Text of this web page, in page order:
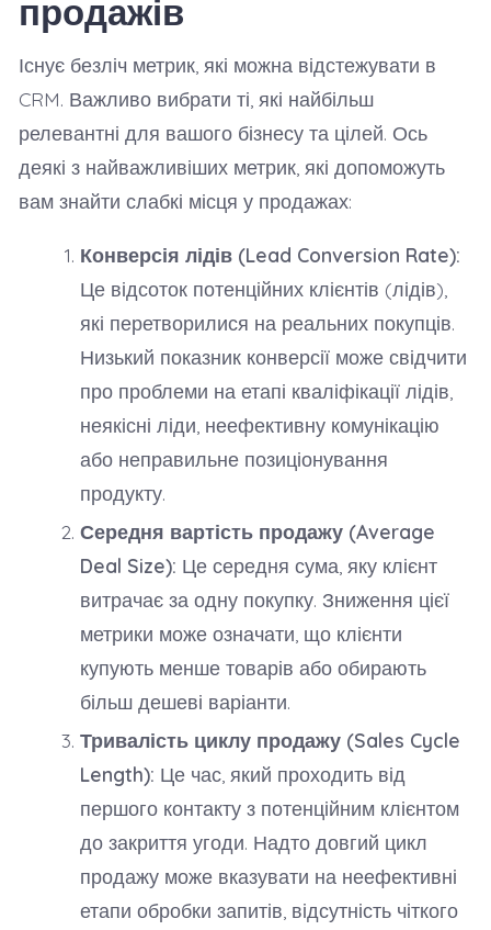
продажів
Існує безліч метрик, які можна відстежувати в
CRM. Важливо вибрати ті, які найбільш
релевантні для вашого бізнесу та цілей. Ось
деякі з найважливіших метрик, які допоможуть
вам знайти слабкі місця у продажах:
Конверсія лідів (Lead Conversion Rate):
Це відсоток потенційних клієнтів (лідів),
які перетворилися на реальних покупців.
Низький показник конверсії може свідчити
про проблеми на етапі кваліфікації лідів,
неякісні ліди, неефективну комунікацію
або неправильне позиціонування
продукту.
Середня вартість продажу (Average
Deal Size): Це середня сума, яку клієнт
витрачає за одну покупку. Зниження цієї
метрики може означати, що клієнти
купують менше товарів або обирають
більш дешеві варіанти.
Тривалість циклу продажу (Sales Cycle
Length): Це час, який проходить від
першого контакту з потенційним клієнтом
до закриття угоди. Надто довгий цикл
продажу може вказувати на неефективні
етапи обробки запитів, відсутність чіткого